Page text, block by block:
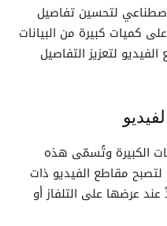
لتحسين تفاصيل
كميات كبيرة من البيانات
لتعزيز التفاصيل
الكبيرة وتُسمّى هذه
لتصبح مقاطع الفيديو ذات
عرضها على التلفاز أو